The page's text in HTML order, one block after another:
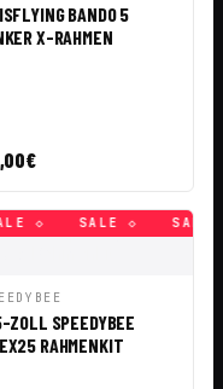
BANDO 5
X-RAHMEN
€
SALE ◇ SALE ◇
◇ SALE ◇ SALE ◇
ZOLL SPEEDYBEE
RAHMENKIT